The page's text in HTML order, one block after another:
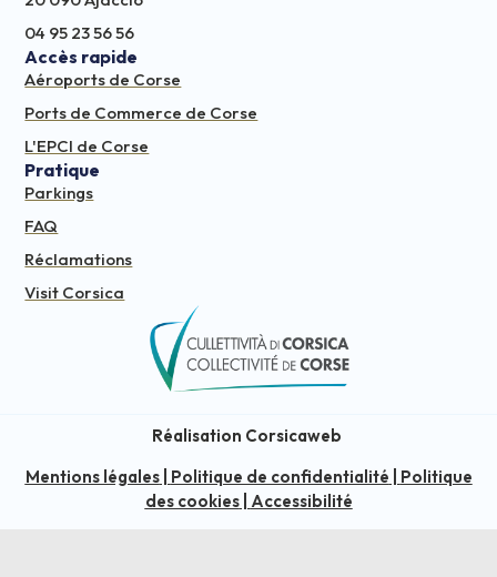
04 95 23 56 56
Accès rapide
Aéroports de Corse
Ports de Commerce de Corse
L'EPCI de Corse
Pratique
Parkings
FAQ
Réclamations
Visit Corsica
Réalisation Corsicaweb
Mentions légales| Politique de confidentialité
Politique
des cookies| Accessibilité